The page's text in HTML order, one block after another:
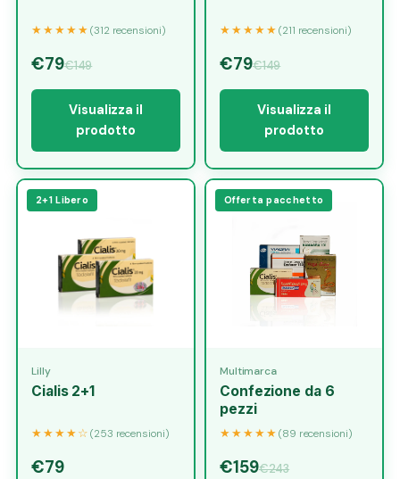
★★★★★(312 recensioni)
€79€149
Visualizza il
prodotto
★★★★★(211 recensioni)
€79€149
Visualizza il
prodotto
2+1 Libero
Lilly
Cialis 2+1
★★★★☆(253 recensioni)
€79
Offerta pacchetto
Multimarca
Confezione da 6
pezzi
★★★★★(89 recensioni)
€159€243